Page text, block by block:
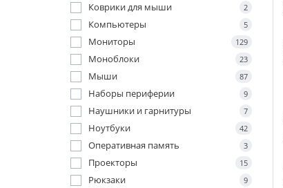
Коврики для мыши 2
Компьютеры 5
Мониторы 129
Моноблоки 23
Мыши 87
Наборы периферии 9
Наушники и гарнитуры 7
Ноутбуки 42
Оперативная память 3
Проекторы 15
Рюкзаки 9